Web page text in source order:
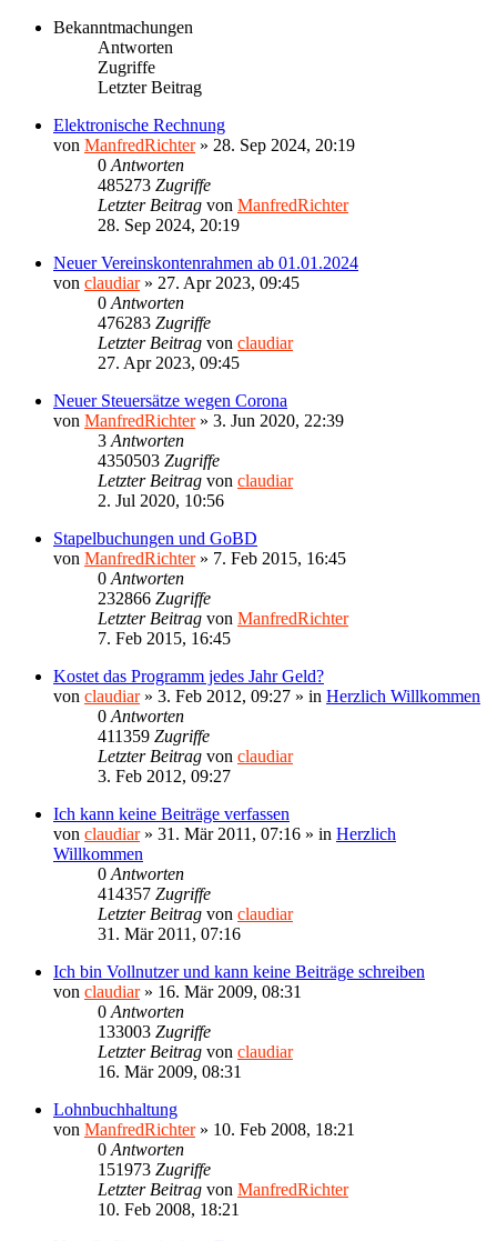
Bekanntmachungen
Antworten
Zugriffe
Letzter Beitrag
Elektronische Rechnung
von ManfredRichter» 28. Sep 2024, 20:19
0 Antworten
485273 Zugriffe
Letzter Beitrag von ManfredRichter
28. Sep 2024, 20:19
Neuer Vereinskontenrahmen ab 01.01.2024
von claudiar» 27. Apr 2023, 09:45
0 Antworten
476283 Zugriffe
Letzter Beitrag von claudiar
27. Apr 2023, 09:45
Neuer Steuersätze wegen Corona
von ManfredRichter» 3. Jun 2020, 22:39
3 Antworten
4350503 Zugriffe
Letzter Beitrag von claudiar
2. Jul 2020, 10:56
Stapelbuchungen und GoBD
von ManfredRichter» 7. Feb 2015, 16:45
0 Antworten
232866 Zugriffe
Letzter Beitrag von ManfredRichter
7. Feb 2015, 16:45
Kostet das Programm jedes Jahr Geld?
von claudiar» 3. Feb 2012, 09:27 » in Herzlich Willkommen
0 Antworten
411359 Zugriffe
Letzter Beitrag von claudiar
3. Feb 2012, 09:27
Ich kann keine Beiträge verfassen
von claudiar» 31. Mär 2011, 07:16 » in Herzlich
Willkommen
0 Antworten
414357 Zugriffe
Letzter Beitrag von claudiar
31. Mär 2011, 07:16
Ich bin Vollnutzer und kann keine Beiträge schreiben
von claudiar» 16. Mär 2009, 08:31
0 Antworten
133003 Zugriffe
Letzter Beitrag von claudiar
16. Mär 2009, 08:31
Lohnbuchhaltung
von ManfredRichter» 10. Feb 2008, 18:21
0 Antworten
151973 Zugriffe
Letzter Beitrag von ManfredRichter
10. Feb 2008, 18:21